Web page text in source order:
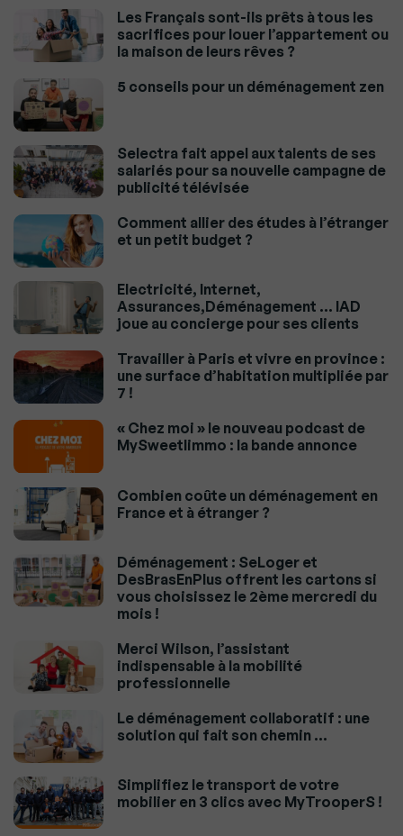
Les Français sont-ils prêts à tous les
sacrifices pour louer l’appartement ou
la maison de leurs rêves ?
5 conseils pour un déménagement zen
Selectra fait appel aux talents de ses
salariés pour sa nouvelle campagne de
publicité télévisée
Comment allier des études à l’étranger
et un petit budget ?
Electricité, Internet,
Assurances,Déménagement … IAD
joue au concierge pour ses clients
Travailler à Paris et vivre en province :
une surface d’habitation multipliée par
7 !
« Chez moi » le nouveau podcast de
MySweetIimmo : la bande annonce
Combien coûte un déménagement en
France et à étranger ?
Déménagement : SeLoger et
DesBrasEnPlus offrent les cartons si
vous choisissez le 2ème mercredi du
mois !
Merci Wilson, l’assistant
indispensable à la mobilité
professionnelle
Le déménagement collaboratif : une
solution qui fait son chemin …
Simplifiez le transport de votre
mobilier en 3 clics avec MyTrooperS !